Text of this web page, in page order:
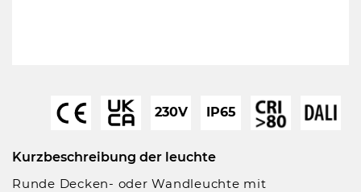
Kurzbeschreibung der leuchte
Runde Decken- oder Wandleuchte mit
230V IP65